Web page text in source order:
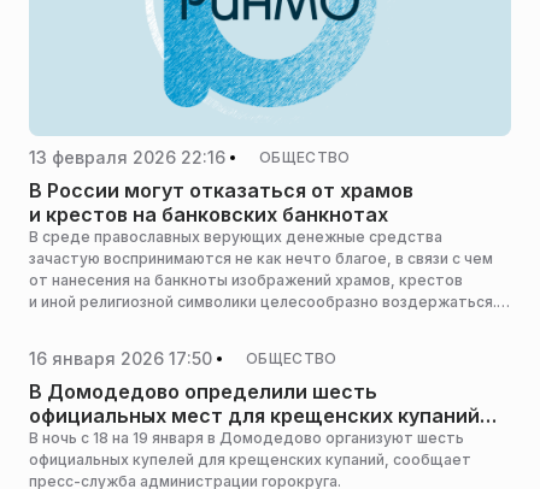
13 февраля 2026 22:16 ОБЩЕСТВО
В России могут отказаться от храмов
и крестов на банковских банкнотах
В среде православных верующих денежные средства
зачастую воспринимаются не как нечто благое, в связи с чем
от нанесения на банкноты изображений храмов, крестов
и иной религиозной символики целесообразно воздержаться.
сообщает «Абзац».
16 января 2026 17:50 ОБЩЕСТВО
В Домодедово определили шесть
официальных мест для крещенских купаний
18–19 января
В ночь с 18 на 19 января в Домодедово организуют шесть
официальных купелей для крещенских купаний, сообщает
пресс-служба администрации горокруга.